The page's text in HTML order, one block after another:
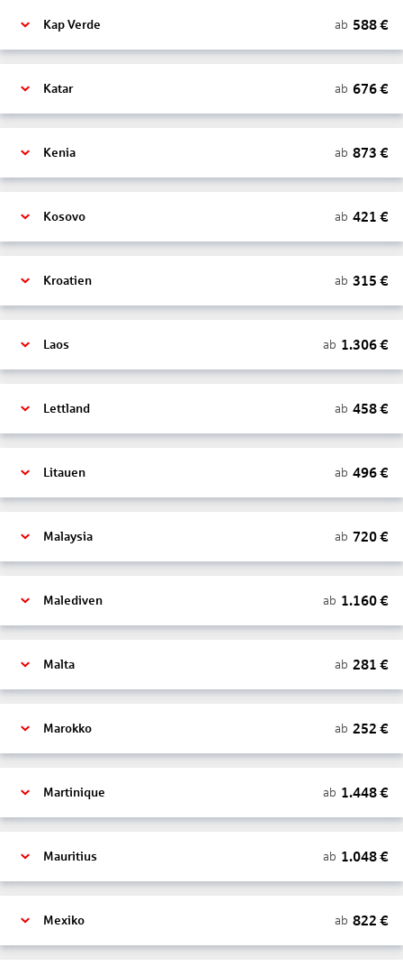
Kap Verde ab 588€
Katar ab 676€
Kenia ab 873 €
Kosovo ab 421 €
Kroatien ab 315 €
Laos ab 1.306€
Lettland ab 458€
Litauen ab 496€
Malaysia ab 720€
Malediven ab 1.160€
Malta ab 281 €
Marokko ab 252 €
Martinique ab 1.448€
Mauritius ab 1.048€
Mexiko ab 822 €